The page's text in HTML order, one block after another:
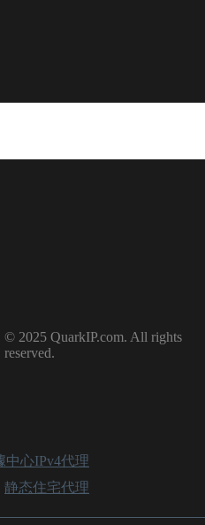
© 2025 QuarkIP.com. All rights
reserved.
中心IPv4代理
静态住宅代理